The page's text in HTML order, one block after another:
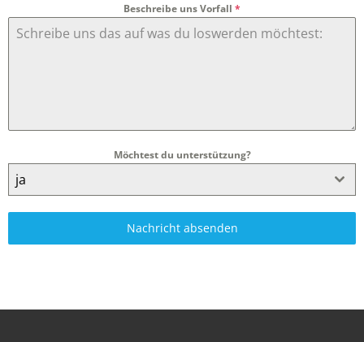
Beschreibe uns Vorfall *
Möchtest du unterstützung?
ja
Nachricht absenden